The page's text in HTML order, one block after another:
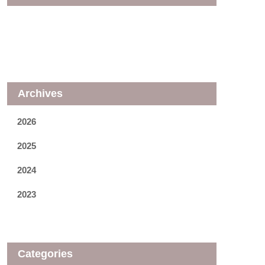
Archives
2026
2025
2024
2023
Categories